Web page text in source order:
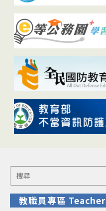
Search
for:
教職員專區 Teacher